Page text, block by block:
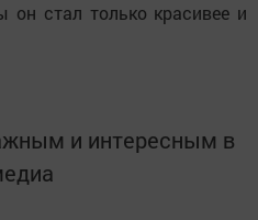
стал только красивее и
и интересным в